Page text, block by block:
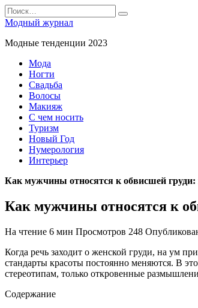
Перейти
к
содержанию
Search
for:
Модный журнал
Модные тенденции 2023
Мода
Ногти
Свадьба
Волосы
Макияж
С чем носить
Туризм
Новый Год
Нумерология
Интерьер
Как мужчины относятся к обвисшей
Как мужчины относятся к
На чтение 6 мин Просмотров 248
Когда речь заходит о женской груди, на ум
стандарты красоты постоянно меняются. В
стереотипам, только откровенные
Содержание